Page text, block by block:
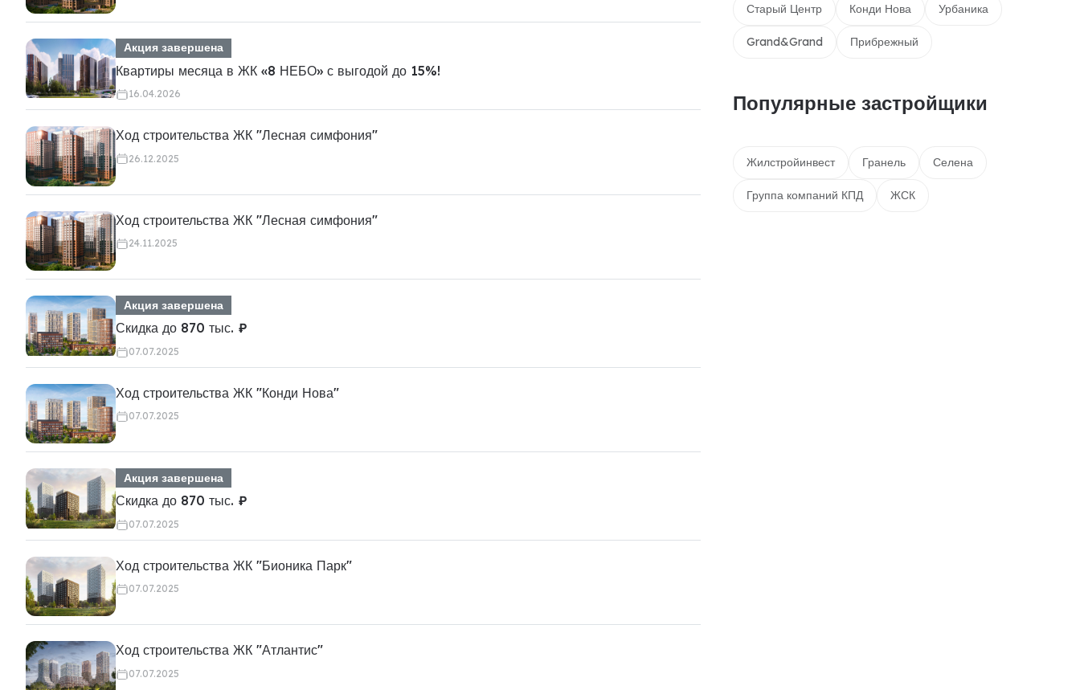
Акция завершена
Квартиры месяца в ЖК «8 НЕБО» с выгодой до 15%!
16.04.2026
Ход строительства ЖК "Лесная симфония"
26.12.2025
Ход строительства ЖК "Лесная симфония"
24.11.2025
Акция завершена
Скидка до 870 тыс. ₽
07.07.2025
Ход строительства ЖК "Конди Нова"
07.07.2025
Акция завершена
Скидка до 870 тыс. ₽
07.07.2025
Ход строительства ЖК "Бионика Парк"
07.07.2025
Ход строительства ЖК "Атлантис"
07.07.2025
Старый Центр Конди Нова Урбаника
Grand&Grand Прибрежный
Популярные застройщики
Жилстройинвест Гранель Селена
Группа компаний КПД ЖСК